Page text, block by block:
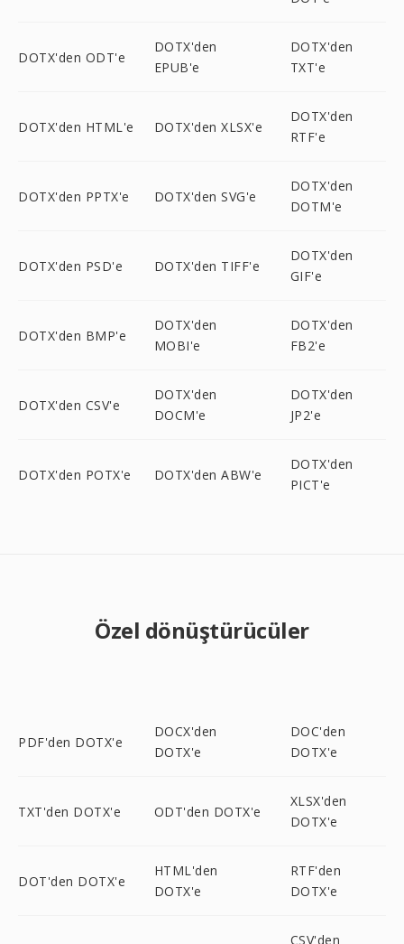
DOTX'den ODT'e
DOTX'den
EPUB'e
DOTX'den
TXT'e
DOTX'den HTML'e DOTX'den XLSX'e
DOTX'den
RTF'e
DOTX'den PPTX'e DOTX'den SVG'e
DOTX'den
DOTM'e
DOTX'den PSD'e DOTX'den TIFF'e
DOTX'den
GIF'e
DOTX'den BMP'e
DOTX'den
MOBI'e
DOTX'den
FB2'e
DOTX'den CSV'e
DOTX'den
DOCM'e
DOTX'den
JP2'e
DOTX'den POTX'e DOTX'den ABW'e
DOTX'den
PICT'e
Özel dönüştürücüler
PDF'den DOTX'e
DOCX'den
DOTX'e
DOC'den
DOTX'e
TXT'den DOTX'e ODT'den DOTX'e
XLSX'den
DOTX'e
DOT'den DOTX'e
HTML'den
DOTX'e
RTF'den
DOTX'e
CSV'den